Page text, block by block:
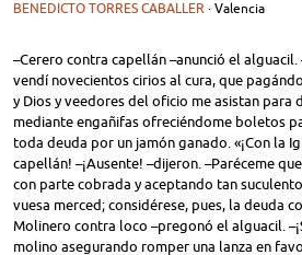
BENEDICTO TORRES CABALLER · Valencia
–Cerero contra capellán –anunció el
vendí novecientos cirios al cura, que
y Dios y veedores del oficio me asistan
mediante engañifas ofreciéndome boletos
toda deuda por un jamón ganado. «¡Con la
capellán! –¡Ausente! –dijeron. –Paréceme
con parte cobrada y aceptando tan
vuesa merced; considérese, pues, la deuda
Molinero contra loco –pregonó el alguacil.
molino asegurando romper una lanza en